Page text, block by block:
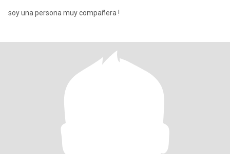
soy una persona muy compañera !